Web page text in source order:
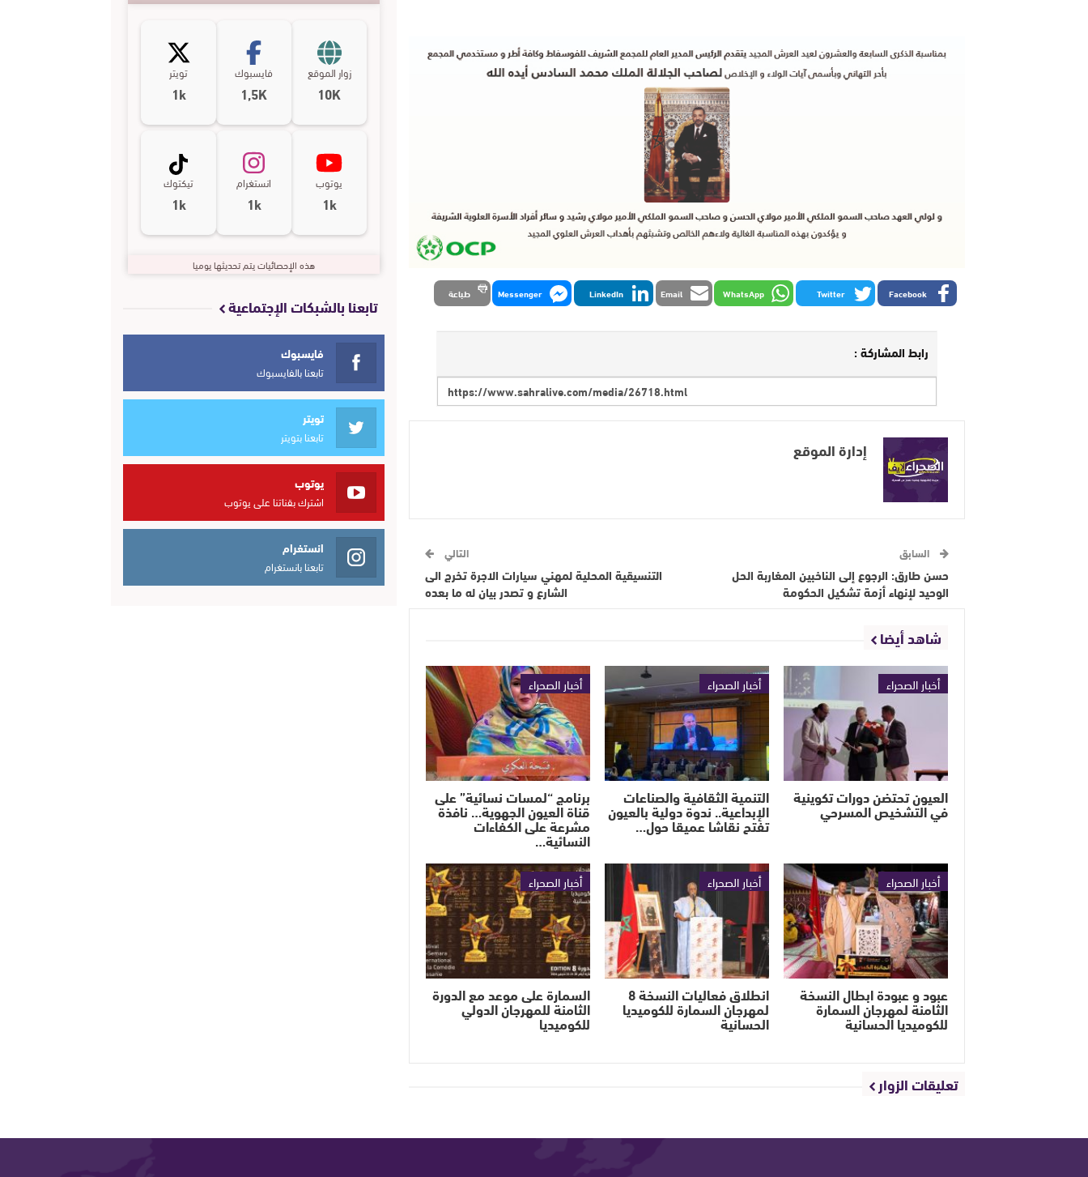
Facebook
Twitter
WhatsApp
Email
LinkedIn
Messenger طباعة
رابط المشاركة :
إدارة الموقع
السابق
حسن طارق: الرجوع إلى الناخبين المغاربة الحل
الوحيد لإنهاء أزمة تشكيل الحكومة
التالي
التنسيقية المحلية لمهني سيارات الاجرة تخرج الى
الشارع و تصدر بيان له ما بعده
شاهد أيضا
أخبار الصحراء
العيون تحتضن دورات تكوينية
في التشخيص المسرحي
أخبار الصحراء
التنمية الثقافية والصناعات
الإبداعية.. ندوة دولية بالعيون
تفتح نقاشا عميقا حول…
أخبار الصحراء
برنامج “لمسات نسائية” على
قناة العيون الجهوية… نافذة
مشرعة على الكفاءات
النسائية…
أخبار الصحراء
عبود و عبودة ابطال النسخة
الثامنة لمهرجان السمارة
للكوميديا الحسانية
أخبار الصحراء
انطلاق فعاليات النسخة 8
لمهرجان السمارة للكوميديا
الحسانية
أخبار الصحراء
السمارة على موعد مع الدورة
الثامنة للمهرجان الدولي
للكوميديا
تعليقات الزوار
زوار الموقع
10K
فايسبوك
1,5K
تويتر
1k
يوتوب
1k
انستغرام
1k
تيكتوك
1k
هذه الإحصائيات يتم تحديثها يوميا
تابعنا بالشبكات الإجتماعية
فايسبوك
تابعنا بالفايسبوك
تويتر
تابعنا بتويتر
يوتوب
اشترك بقناتنا على يوتوب
انستغرام
تابعنا بانستغرام